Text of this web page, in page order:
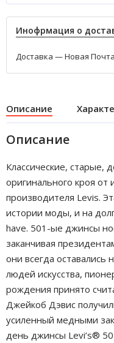
Инофрмация о
Доставка — Новая Почта
Описание
Описание
Классические, старые,
оригинального кроя от
производителя Levis.
истории моды, и на
have. 501-ые джинсы
заканчивая
они всегда
людей искусства,
рождения принято
Джейкоб Дэвис
усиленный медными
день джинсы Levi’s®